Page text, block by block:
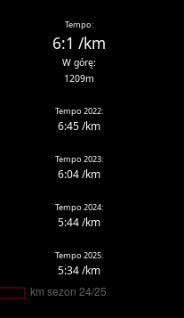
Tempo:
6:1 /km
W górę:
1209m
Tempo 2022:
6:45 /km
Tempo 2023:
6:04 /km
Tempo 2024:
5:44 /km
Tempo 2025:
5:34 /km